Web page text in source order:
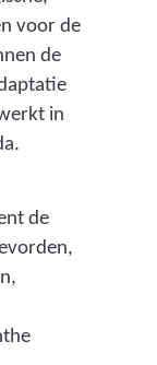
voor de
de
in
de